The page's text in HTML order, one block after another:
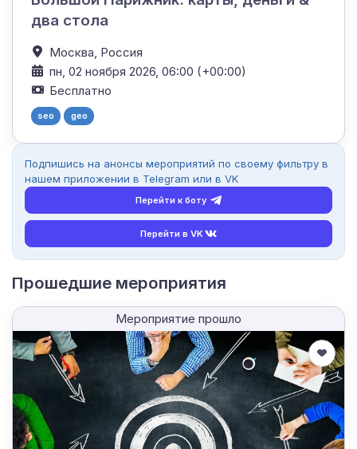
два стола
Москва, Россия
пн, 02 ноября 2026, 06:00 (+00:00)
Бесплатно
seo geo
Подпишись на анонсы мероприятий по своему фильтру в
нашем приложении в Telegram или в VK
Перейти к боту
Перейти в VK
Прошедшие мероприятия
Мероприятие прошло